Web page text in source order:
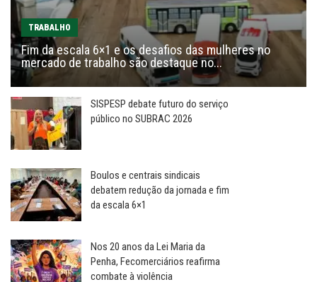
TRABALHO
Fim da escala 6×1 e os desafios das mulheres no
mercado de trabalho são destaque no...
SISPESP debate futuro do serviço
público no SUBRAC 2026
Boulos e centrais sindicais
debatem redução da jornada e fim
da escala 6×1
Nos 20 anos da Lei Maria da
Penha, Fecomerciários reafirma
combate à violência